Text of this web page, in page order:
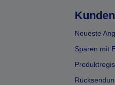
Neueste
Sparen mit